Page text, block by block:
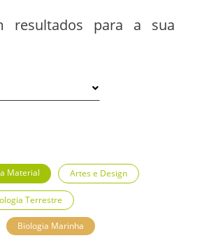
resultados para a sua
Material Artes e Design
Terrestre
Biologia Marinha